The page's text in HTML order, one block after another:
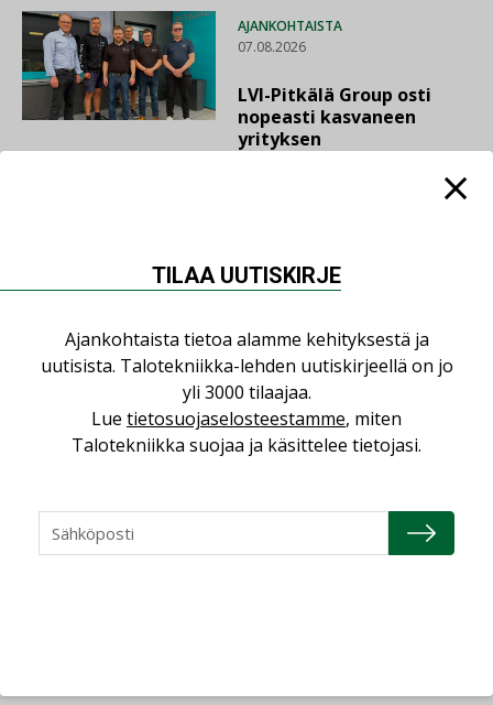
AJANKOHTAISTA
07.08.2026
LVI-Pitkälä Group osti
nopeasti kasvaneen
yrityksen
Puutteellinen eristys
AJANKOHTAISTA
05.08.2026
voimakkaasti: ”Tulevat
kilpailuedut syntyvät,
kun erilliset
TILAA UUTISKIRJE
Ajankohtaista tietoa alamme kehityksestä ja
uutisista. Talotekniikka-lehden uutiskirjeellä on jo
yli 3000 tilaajaa.
Lue tietosuojaselosteestamme, miten
Talotekniikka suojaa ja käsittelee tietojasi.